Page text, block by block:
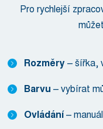
Pro rychlejší
Rozměry – šířka,
Barvu – vybírat
Ovládání–